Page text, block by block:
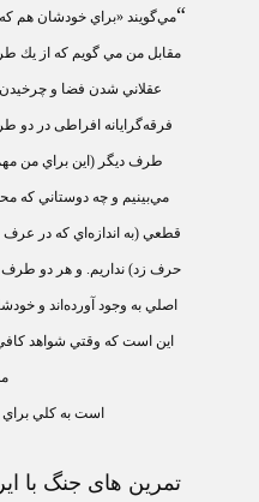
“مي‌گويند «براي خودشان هم
مقابل من مي گويم كه از يك
عقلاني شدن فضا و
فرقه‌گرايانه افراطی در دو
طرف ديگر (اين براي من
مي‌بينيم و چه دوستاني كه
قطعي (به اندازه‌اي كه در
حرف زد) نداريم. و هر دو طرف
اصلي به وجود آورده‌اند و
اين است كه وقتي شواهد
است به كلي براي
تمرين های جنگ با